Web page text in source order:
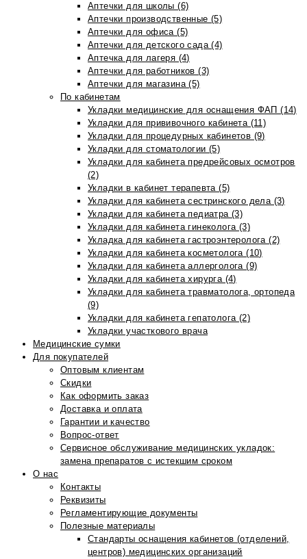
Аптечки для школы (6)
Аптечки производственные (5)
Аптечки для офиса (5)
Аптечки для детского сада (4)
Аптечка для лагеря (4)
Аптечки для работников (3)
Аптечки для магазина (5)
По кабинетам
Укладки медицинские для оснащения ФАП (14)
Укладки для прививочного кабинета (11)
Укладки для процедурных кабинетов (9)
Укладки для стоматологии (5)
Укладки для кабинета предрейсовых осмотров
(2)
Укладки в кабинет терапевта (5)
Укладки для кабинета сестринского дела (3)
Укладки для кабинета педиатра (3)
Укладки для кабинета гинеколога (3)
Укладка для кабинета гастроэнтеролога (2)
Укладки для кабинета косметолога (10)
Укладки для кабинета аллерголога (9)
Укладки для кабинета хирурга (4)
Укладки для кабинета травматолога, ортопеда
(9)
Укладки для кабинета гепатолога (2)
Укладки участкового врача
Медицинские сумки
Для покупателей
Оптовым клиентам
Скидки
Как оформить заказ
Доставка и оплата
Гарантии и качество
Вопрос-ответ
Сервисное обслуживание медицинских укладок:
замена препаратов с истекшим сроком
О нас
Контакты
Реквизиты
Регламентирующие документы
Полезные материалы
Стандарты оснащения кабинетов (отделений,
центров) медицинских организаций